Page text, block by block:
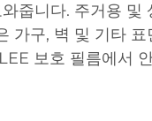
줍니다. 주거용 및
가구, 벽 및 기타
보호 필름에서